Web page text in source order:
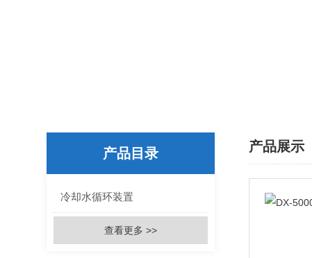
产品目录
冷却水循环装置
查看更多 >>
产品展示